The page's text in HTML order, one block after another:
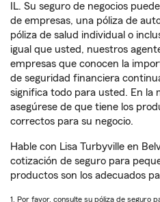
IL. Su seguro de negocios
de empresas, una póliza de
póliza de salud individual o
igual que usted, nuestros
empresas que conocen la
de seguridad financiera
significa todo para usted. En la
asegúrese de que tiene los
correctos para su negocio.
Hable con Lisa Turbyville en
cotización de seguro para
productos son los adecuados
1. Por favor, consulte su póliza de seguro